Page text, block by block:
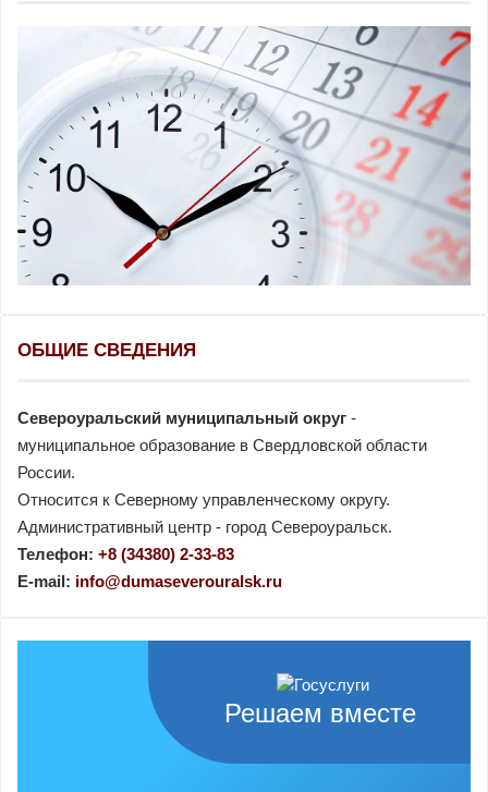
ОБЩИЕ СВЕДЕНИЯ
Североуральский муниципальный округ -
муниципальное образование в Свердловской области
России.
Относится к Северному управленческому округу.
Административный центр - город Североуральск.
Телефон: +8 (34380) 2-33-83
E-mail: info@dumaseverouralsk.ru
Решаем вместе